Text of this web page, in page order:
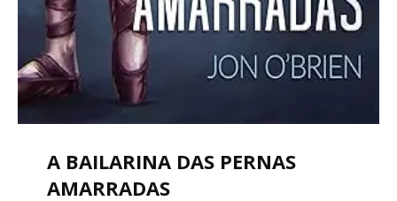
A BAILARINA DAS PERNAS
AMARRADAS